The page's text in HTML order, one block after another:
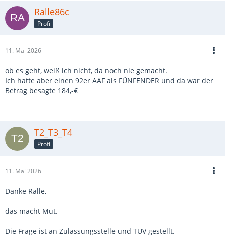
Ralle86c
Profi
11. Mai 2026
ob es geht, weiß ich nicht, da noch nie gemacht.
Ich hatte aber einen 92er AAF als FÜNFENDER und da war der
Betrag besagte 184,-€
T2_T3_T4
Profi
11. Mai 2026
Danke Ralle,
das macht Mut.
Die Frage ist an Zulassungsstelle und TÜV gestellt.